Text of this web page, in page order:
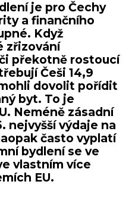
je pro Čechy
a finančního
Když
zřizování
překotně rostoucí
Češi 14,9
dovolit pořídit
byt. To je
Neméně zásadní
nejvyšší výdaje na
často vyplatí
bydlení se ve
vlastním více
EU.